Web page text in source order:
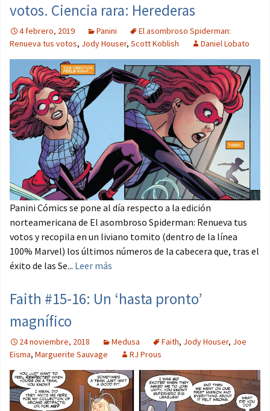
votos. Ciencia rara: Herederas
4 febrero, 2019 Panini
El asombroso Spiderman:
Renueva tus votos, Jody Houser, Scott Koblish Daniel Lobato
Panini Cómics se pone al día respecto a la edición
norteamericana de El asombroso Spiderman: Renueva tus
votos y recopila en un liviano tomito (dentro de la línea
100% Marvel) los últimos números de la cabecera que, tras el
éxito de las Se... Leer más
Faith #15-16: Un ‘hasta pronto’
magnífico
24 noviembre, 2018 Medusa Faith, Jody Houser, Joe
Eisma, Marguerite Sauvage RJ Prous